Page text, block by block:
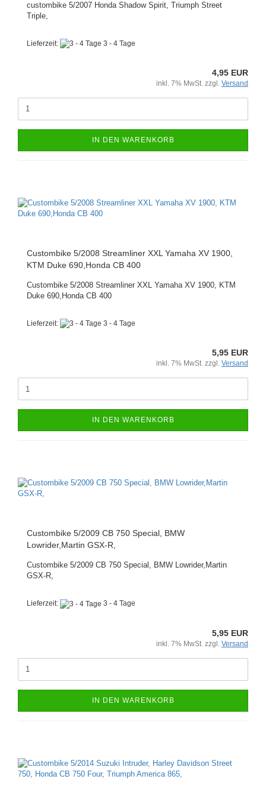
custombike 5/2007 Honda Shadow Spirit, Triumph Street
Triple,
Lieferzeit: 3 - 4 Tage
4,95 EUR
inkl. 7% MwSt. zzgl. Versand
IN DEN WARENKORB
Custombike 5/2008 Streamliner XXL Yamaha XV 1900,
KTM Duke 690,Honda CB 400
Custombike 5/2008 Streamliner XXL Yamaha XV 1900, KTM
Duke 690,Honda CB 400
Lieferzeit: 3 - 4 Tage
5,95 EUR
inkl. 7% MwSt. zzgl. Versand
IN DEN WARENKORB
Custombike 5/2009 CB 750 Special, BMW
Lowrider,Martin GSX-R,
Custombike 5/2009 CB 750 Special, BMW Lowrider,Martin
GSX-R,
Lieferzeit: 3 - 4 Tage
5,95 EUR
inkl. 7% MwSt. zzgl. Versand
IN DEN WARENKORB